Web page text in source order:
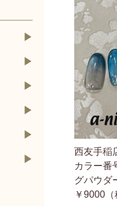
西友手稲
カラー番
グパウダ
￥9000（